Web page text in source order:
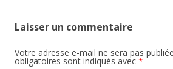
Laisser un commentaire
Votre adresse e-mail ne sera pas
obligatoires sont indiqués avec *